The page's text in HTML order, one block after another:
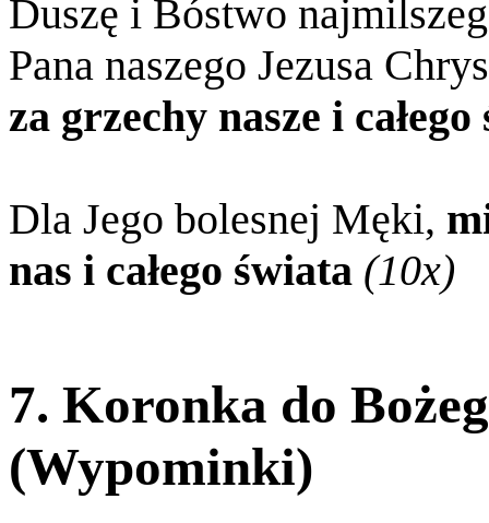
Duszę i Bóstwo
Pana naszego Jezusa
za grzechy nasze i
Dla Jego bolesnej Męki,
nas i całego świata (10x)
7. Koronka do
(Wypominki)